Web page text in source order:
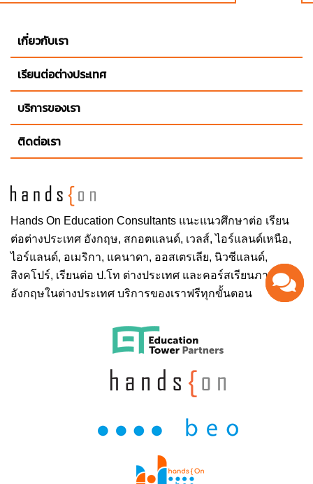
Hands On Education Consultants แนะแนวศึกษาต่อ เรียน
ต่อต่างประเทศ อังกฤษ, สกอตแลนด์, เวลส์, ไอร์แลนด์เหนือ,
ไอร์แลนด์, อเมริกา, แคนาดา, ออสเตรเลีย, นิวซีแลนด์,
สิงคโปร์, เรียนต่อ ป.โท ต่างประเทศ และคอร์สเรียนภาษา
อังกฤษในต่างประเทศ บริการของเราฟรีทุกขั้นตอน
เกี่ยวกับเรา
เรียนต่อต่างประเทศ
บริการของเรา
ติดต่อเรา